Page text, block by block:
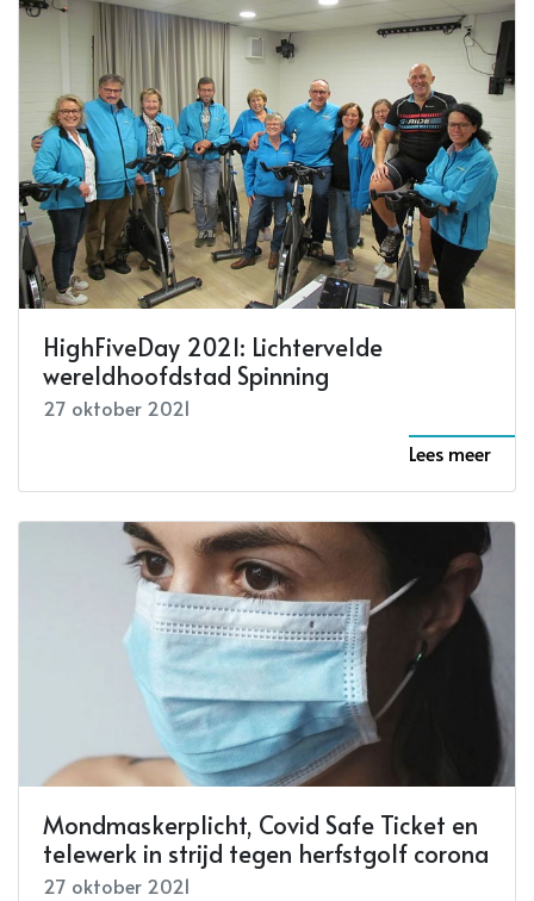
HighFiveDay 2021: Lichtervelde
wereldhoofdstad Spinning
27 oktober 2021
Lees meer
Mondmaskerplicht, Covid Safe Ticket en
telewerk in strijd tegen herfstgolf corona
27 oktober 2021